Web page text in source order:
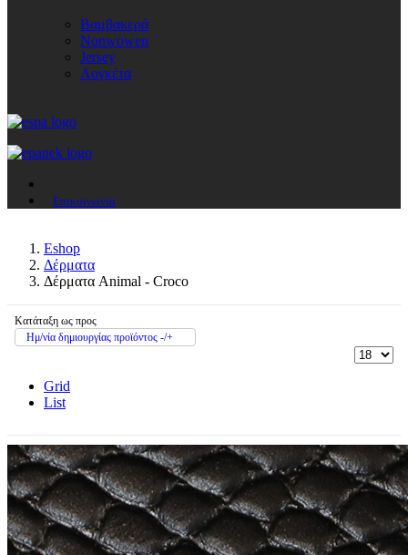
Βαμβακερά
Nonwowen
Jersey
Λογκέτα
Επικοινωνία
Eshop
Δέρματα
Δέρματα Animal - Croco
Κατάταξη ως προς
Ημ/νία δημιουργίας προϊόντος -/+
Grid
List